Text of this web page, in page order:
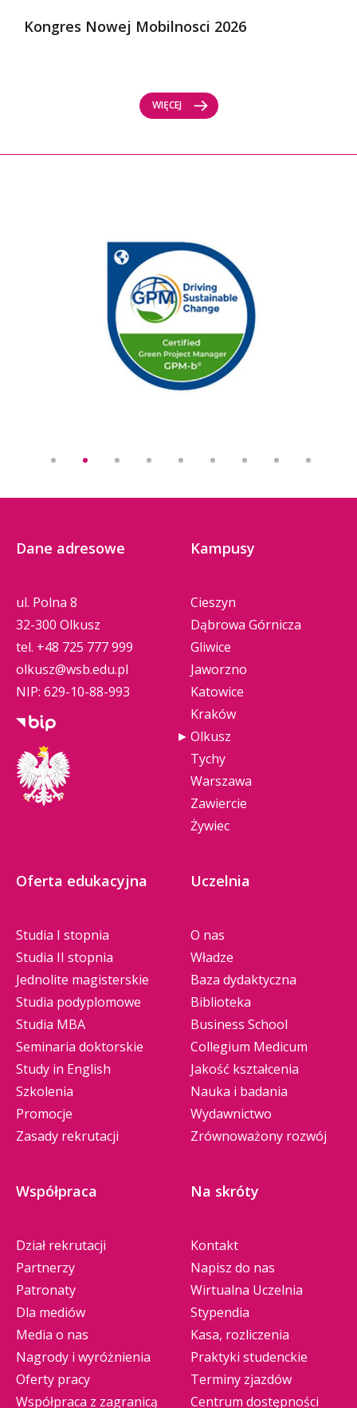
Kongres Nowej Mobilnosci 2026
WIĘCEJ
Dane adresowe
ul. Polna 8
32-300 Olkusz
tel. +48 725 777 999
olkusz@wsb.edu.pl
NIP: 629-10-88-993
Kampusy
Cieszyn
Dąbrowa Górnicza
Gliwice
Jaworzno
Katowice
Kraków
Olkusz
Tychy
Warszawa
Zawiercie
Żywiec
Oferta edukacyjna
Studia I stopnia
Studia II stopnia
Jednolite magisterskie
Studia podyplomowe
Studia MBA
Seminaria doktorskie
Study in English
Szkolenia
Promocje
Zasady rekrutacji
Uczelnia
O nas
Władze
Baza dydaktyczna
Biblioteka
Business School
Collegium Medicum
Jakość kształcenia
Nauka i badania
Wydawnictwo
Zrównoważony rozwój
Współpraca
Dział rekrutacji
Partnerzy
Patronaty
Dla mediów
Media o nas
Nagrody i wyróżnienia
Oferty pracy
Współpraca z zagranicą
Na skróty
Kontakt
Napisz do nas
Wirtualna Uczelnia
Stypendia
Kasa, rozliczenia
Praktyki studenckie
Terminy zjazdów
Centrum dostępności